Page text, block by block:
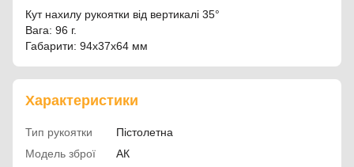
Кут нахилу рукоятки від вертикалі 35°
Вага: 96 г.
Габарити: 94х37х64 мм
Характеристики
Тип рукоятки
Пістолетна
Модель зброї
АК